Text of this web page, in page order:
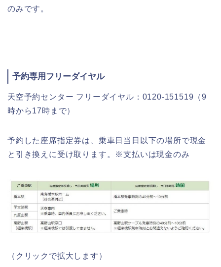
のみです。
予約専用フリーダイヤル
天空予約センター フリーダイヤル：0120-151519（9
時から17時まで）
予約した座席指定券は、乗車日当日以下の場所で現金
と引き換えに受け取ります。※支払いは現金のみ
（クリックで拡大します）